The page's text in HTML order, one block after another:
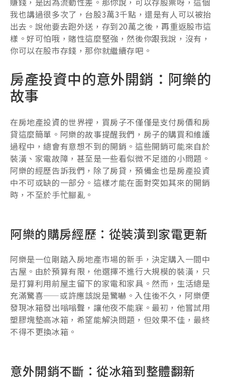
我也講過很多次了，台股3萬3千點，還是有人可以被抬
出去。說他要去跑外送，存到20萬之後，再重返股市這
樣。好可怕哦，賭性這麼堅強，然後你跟我說，沒有，
你可以在股市存錢，那你就繼續存吧。
房產投資中的意外開銷：阿樂的
故事
在房地產投資的世界裡，買房子不僅僅是支付房價和房
貸這麼簡單。阿樂的故事提醒我們，房子的購買和維護
過程中，總會有意想不到的開銷。這些開銷可能來自於
裝潢、家電故障，甚至是一些看似微不足道的小問題。
阿樂的經歷告訴我們，除了房貸，預備金也是房產投資
中不可或缺的一部分。這樣才能在面對突如其來的開銷
時，不至於手忙腳亂。
阿樂的購房經歷：從裝潢到家電更新
阿樂是一位剛踏入房地產市場的新手，決定購入一間中
古屋。由於預算有限，他選擇不進行大規模的裝潢，只
是打算利用前屋主留下的家電和家具。然而，生活總是
充滿驚喜——或許應該說是驚嚇。入住後不久，阿樂便
發現冰箱發出嗡嗡聲，讓他夜不能寐。最初，他嘗試用
塑膠塊墊高冰箱，希望能解決問題，但效果不佳，最終
不得不更換冰箱。
意外開銷不斷：從冰箱到整體翻新